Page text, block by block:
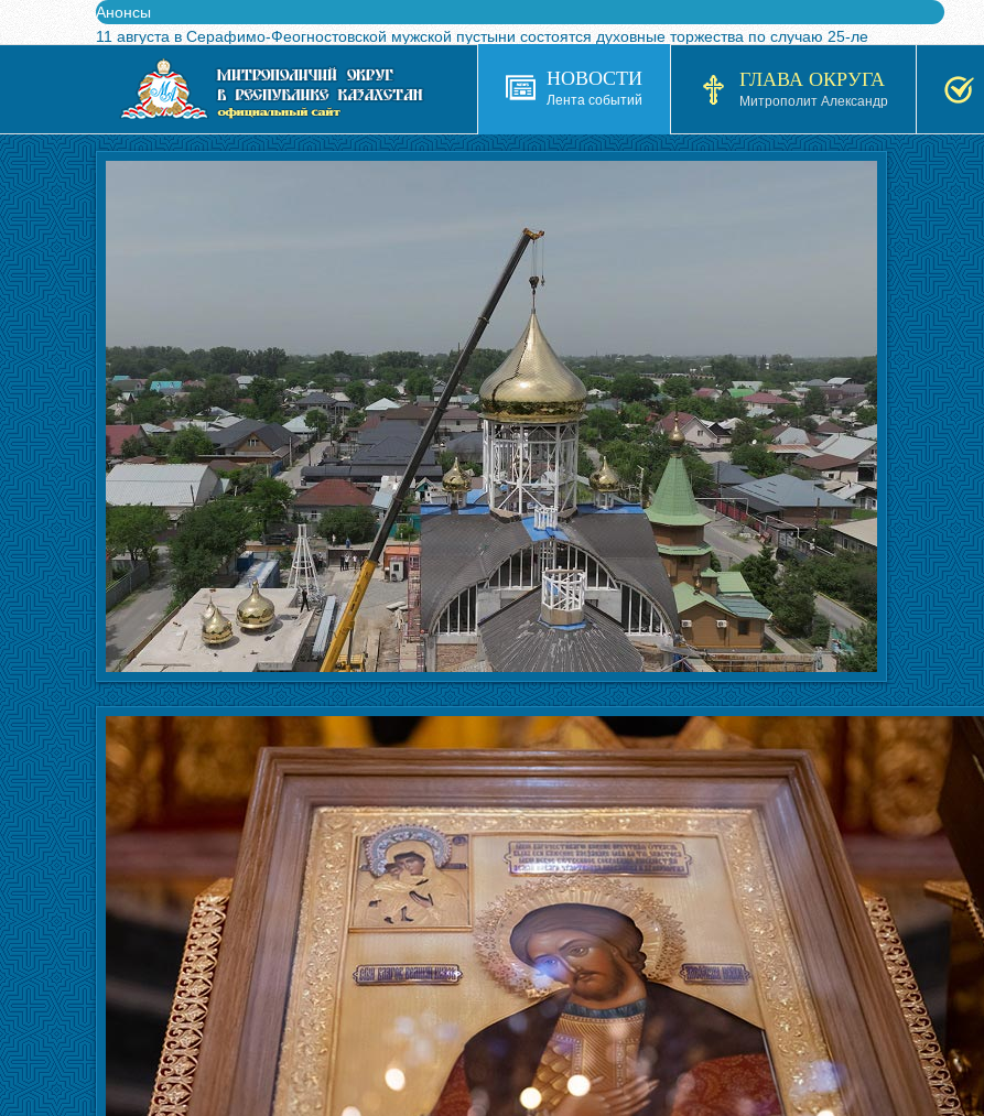
Анонсы
11 августа в Серафимо-Феогностовской мужской пустыни состоятся духовные торжества по случаю 25-ле
Выпущен в свет буклет о проведении Международного турнира по волейболу, посвященного 25-летию обр
Вышел в свет новый номер журнала «Свет Православия в Казахстане»
Вышла в свет монография «Управляющие Алма-Атинской епархией Русской Православной Церкви в 1927–19
Алма-Атинская духовная семинария объявляет прием документов на 2026-2027 учебный год
НОВОСТИ
Лента событий
ГЛАВА ОКРУГА
Митрополит Александр